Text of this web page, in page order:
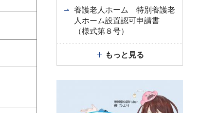
養護老人ホーム 特別養護老
人ホーム設置認可申請書
（様式第８号）
もっと見る